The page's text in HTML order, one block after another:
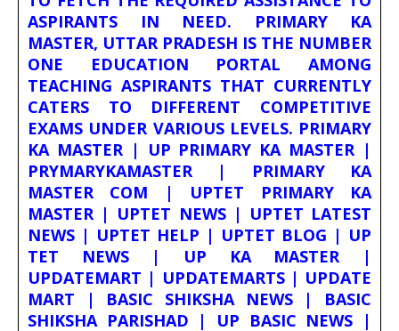
ASPIRANTS IN NEED. PRIMARY KA
MASTER, UTTAR PRADESH IS THE NUMBER
ONE EDUCATION PORTAL AMONG
TEACHING ASPIRANTS THAT CURRENTLY
CATERS TO DIFFERENT COMPETITIVE
EXAMS UNDER VARIOUS LEVELS. PRIMARY
KA MASTER | UP PRIMARY KA MASTER |
PRYMARYKAMASTER | PRIMARY KA
MASTER COM | UPTET PRIMARY KA
MASTER | UPTET NEWS | UPTET LATEST
NEWS | UPTET HELP | UPTET BLOG | UP
TET NEWS | UP KA MASTER |
UPDATEMART | UPDATEMARTS | UPDATE
MART | BASIC SHIKSHA NEWS | BASIC
SHIKSHA PARISHAD | UP BASIC NEWS |